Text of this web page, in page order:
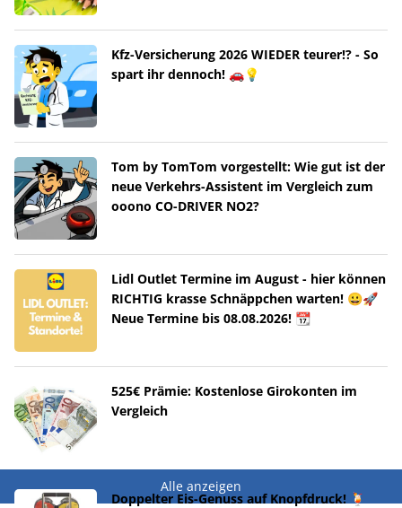
Kfz-Versicherung 2026 WIEDER teurer!? - So
spart ihr dennoch! 🚗💡
Tom by TomTom vorgestellt: Wie gut ist der
neue Verkehrs-Assistent im Vergleich zum
ooono CO-DRIVER NO2?
Lidl Outlet Termine im August - hier können
RICHTIG krasse Schnäppchen warten! 😀🚀
Neue Termine bis 08.08.2026! 📆
525€ Prämie: Kostenlose Girokonten im
Vergleich
Alle anzeigen
Doppelter Eis-Genuss auf Knopfdruck! 🍹